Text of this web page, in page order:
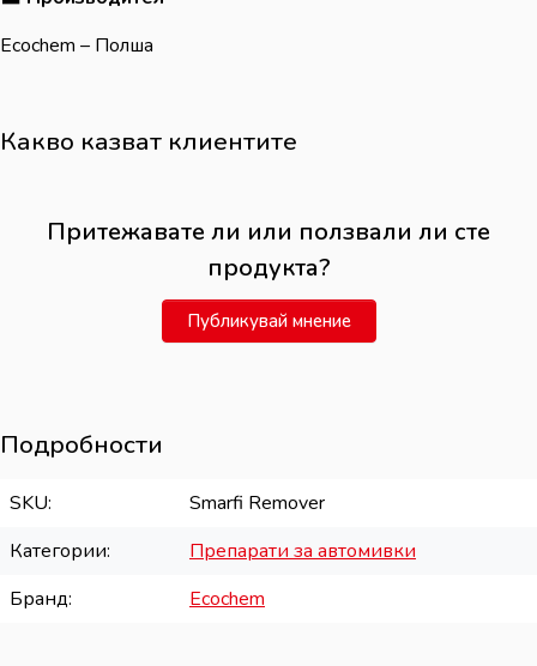
Ecochem – Полша
Какво казват клиентите
Притежавате ли или ползвали ли сте
продукта?
Публикувай мнение
Подробности
SKU
Smarfi Remover
Категории
Препарати за автомивки
Бранд
Ecochem